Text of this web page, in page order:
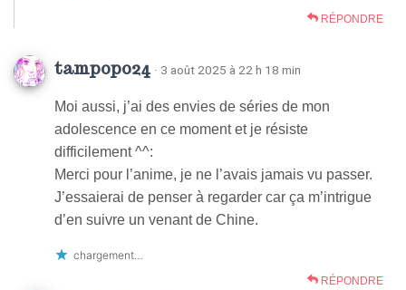
RÉPONDRE
tampopo24 · 3 août 2025 à 22 h 18 min
Moi aussi, j’ai des envies de séries de mon
adolescence en ce moment et je résiste
difficilement ^^:
Merci pour l’anime, je ne l’avais jamais vu passer.
J’essaierai de penser à regarder car ça m’intrigue
d’en suivre un venant de Chine.
chargement…
RÉPONDRE